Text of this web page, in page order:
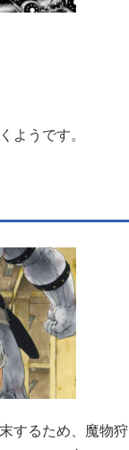
ようです。
するため、魔物